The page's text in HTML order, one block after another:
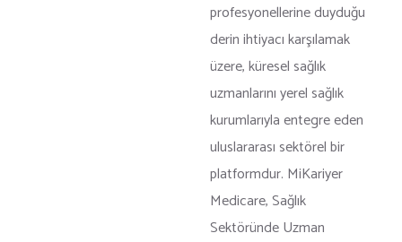
profesyonellerine duyduğu
derin ihtiyacı karşılamak
üzere, küresel sağlık
uzmanlarını yerel sağlık
kurumlarıyla entegre eden
uluslararası sektörel bir
platformdur. MiKariyer
Medicare, Sağlık
Sektöründe Uzman